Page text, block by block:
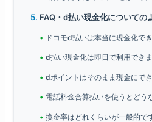
FAQ・d払い現金化についての
ドコモd払いは本当に現金化で
d払い現金化は即日で利用でき
dポイントはそのまま現金にで
電話料金合算払いを使うとどう
換金率はどれくらいが一般的で